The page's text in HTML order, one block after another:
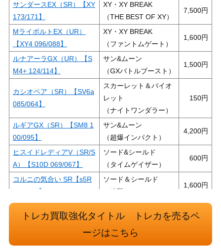
サンダースEX（SR）【XY
173/171】
XY・XY BREAK
（THE BEST OF XY）
7,500
MライボルトEX（UR）
【XY4 096/088】
XY・XY BREAK
（ファントムゲート）
1,600
ルナアーラGX（UR）【S
M4+ 124/114】
サン&ムーン
（GXバトルブースト）
1,500
カシオペア（SR）【SV6a
085/064】
スカーレット＆バイオ
レット
（ナイトワンダラー）
150
ルギアGX（SR）【SM8 1
00/095】
サン&ムーン
（超爆インパクト）
4,200
ヒスイドレディアV（SR/S
A）【S10D 069/067】
ソード&シールド
（タイムゲイザー）
600
コルニの気合い SR【s5R
079/070】
ソード＆シールド
（連撃マスター）
1,600
バサギリVSTAR（HR）
（スペースジャグラ
ー）
200
スカーレット＆バイオ
トレカ買取強化タイトル トレカを売るペ
ージはこちら